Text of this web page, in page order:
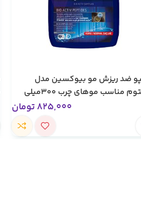
ضد ریزش مو بیوکسین مدل
کوانتوم مناسب موهای چرب 300میلی
825,000 تومان
تخفیف های ویژه